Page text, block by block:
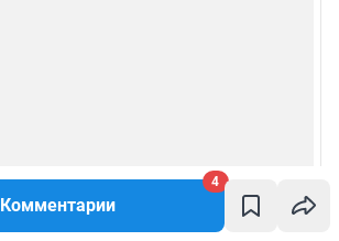
Комментарии
4